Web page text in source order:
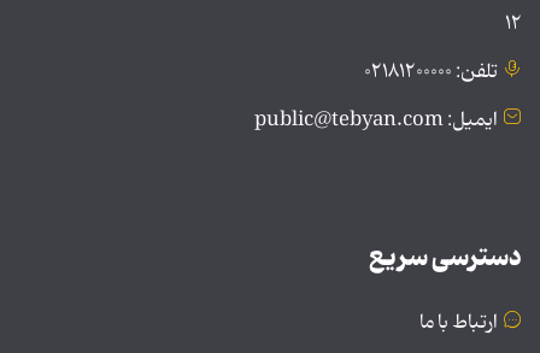
۱۲
تلفن: ۰۲۱۸۱۲۰۰۰۰۰
ایمیل: public@tebyan.com
دسترسی سریع
ارتباط با ما